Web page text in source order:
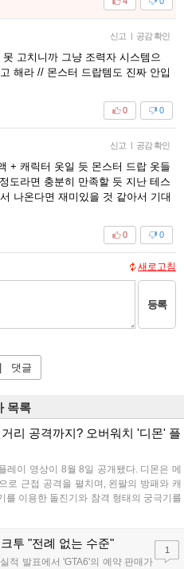
신고 | 공감 확인
고치니까 그냥 조력자 시스템으
해라 // 몬스터 드랍템도 진짜 안입
0
0
신고 | 공감 확인
+ 캐릭터 옷일 듯 몬스터 드랍 옷들
도라면 충분히 만족할 듯 지난 테스
나온다면 재미있을 것 같아서 기대
0
0
새로고침
등록
| 댓글
목록
리 공격까지? 오버워치 '디몬' 플
레이 영상이 8월 8일 공개됐다. 디몬은 메
로 근접 공격을 펼치며, 왼팔의 방패와 캐
를 이용한 돌진기와 참격 형태의 궁극기를
로 기관총을 사용하는 특징이 있다. 디몬
투 "전례 없는 수준"
적 발표에서 'GTA6'의 예약 판매가
1